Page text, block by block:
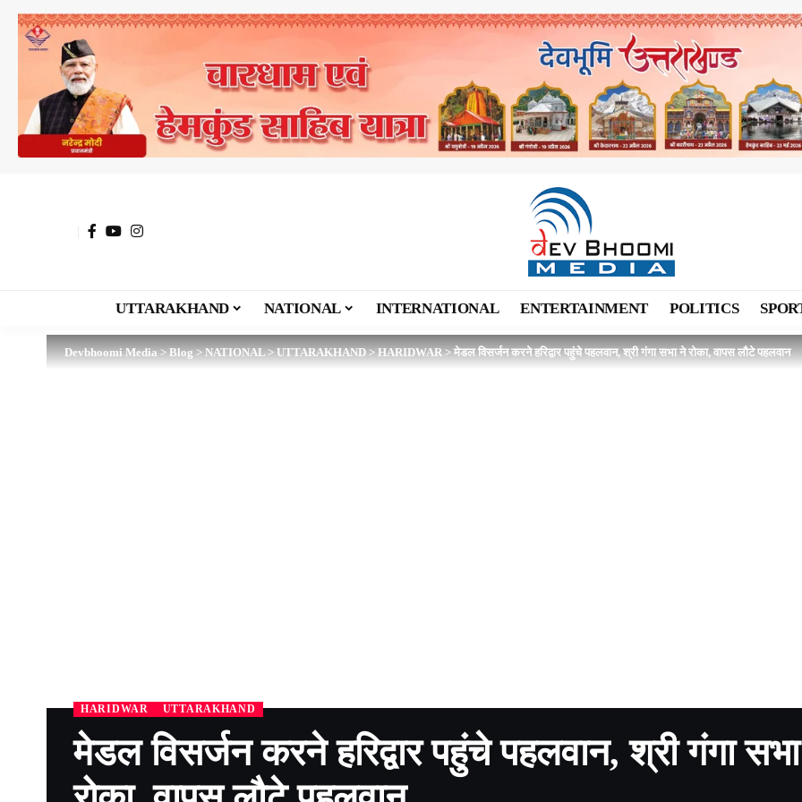
UTTARAKHAND NATIONAL INTERNATIONAL ENTERTAINMENT POLITICS
Devbhoomi Media>Blog>NATIONAL>UTTARAKHAND>HARIDWAR>मेडल विसर्जन करने हरिद्वार पहुंचे पहलवान, श्री गंगा सभा ने रोका, वापस लौटे पहलवान
HARIDWAR UTTARAKHAND
मेडल विसर्जन करने हरिद्वार पहुंचे पहलवान, श्री गंगा